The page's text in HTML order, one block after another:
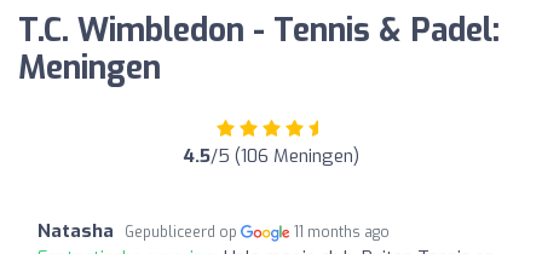
T.C. Wimbledon - Tennis & Padel:
Meningen
4.5/5 (106 Meningen)
Natasha Gepubliceerd op 11 months ago